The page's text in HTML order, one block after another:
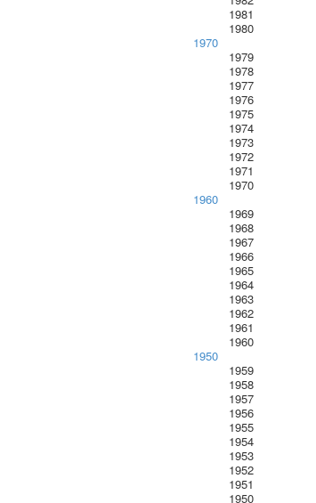
1981
1980
1970
1979
1978
1977
1976
1975
1974
1973
1972
1971
1970
1960
1969
1968
1967
1966
1965
1964
1963
1962
1961
1960
1950
1959
1958
1957
1956
1955
1954
1953
1952
1951
1950